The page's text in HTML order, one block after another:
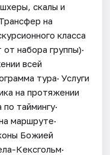
скалы и
на
класса
набора группы)·
всей
тура· Услуги
на протяжении
таймингу·
маршруте·
Божией
Кексгольм·